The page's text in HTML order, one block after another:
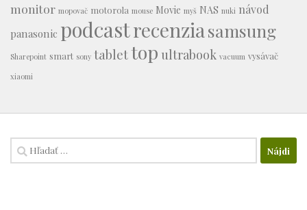
monitor mopovač motorola mouse Movie myš NAS nuki návod
panasonic podcastrecenziasamsung
Sharepoint smart sony tablettop ultrabook vacuum vysávač
xiaomi
Hľadať: